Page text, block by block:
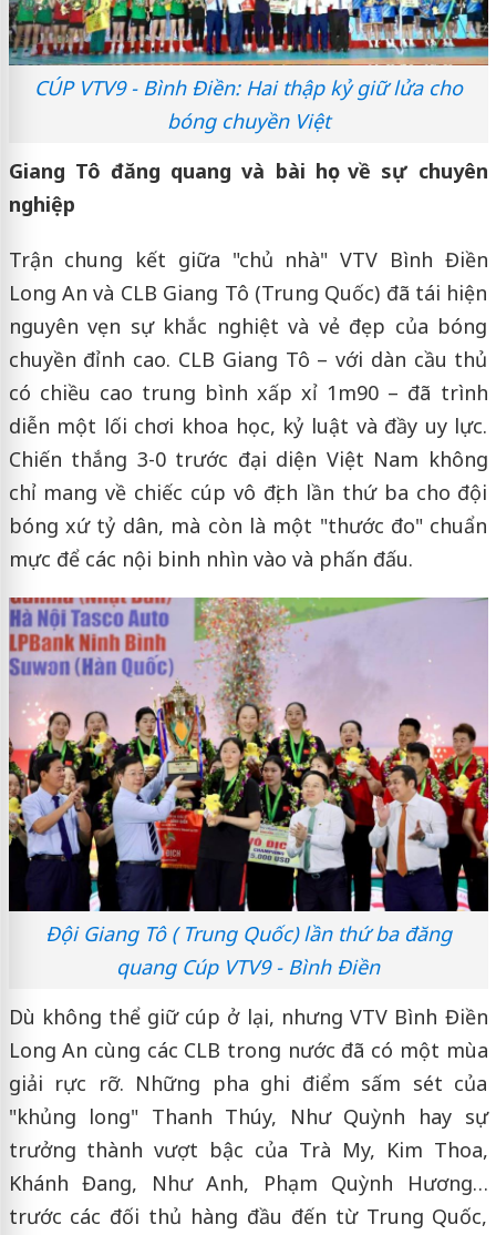
CÚP VTV9 - Bình Điền: Hai thập kỷ giữ lửa cho
bóng chuyền Việt
Giang Tô đăng quang và bài học về sự chuyên
nghiệp
Trận chung kết giữa "chủ nhà" VTV Bình Điền
Long An và CLB Giang Tô (Trung Quốc) đã tái hiện
nguyên vẹn sự khắc nghiệt và vẻ đẹp của bóng
chuyền đỉnh cao. CLB Giang Tô – với dàn cầu thủ
có chiều cao trung bình xấp xỉ 1m90 – đã trình
diễn một lối chơi khoa học, kỷ luật và đầy uy lực.
Chiến thắng 3-0 trước đại diện Việt Nam không
chỉ mang về chiếc cúp vô địch lần thứ ba cho đội
bóng xứ tỷ dân, mà còn là một "thước đo" chuẩn
mực để các nội binh nhìn vào và phấn đấu.
Đội Giang Tô ( Trung Quốc) lần thứ ba đăng
quang Cúp VTV9 - Bình Điền
Dù không thể giữ cúp ở lại, nhưng VTV Bình Điền
Long An cùng các CLB trong nước đã có một mùa
giải rực rỡ. Những pha ghi điểm sấm sét của
"khủng long" Thanh Thúy, Như Quỳnh hay sự
trưởng thành vượt bậc của Trà My, Kim Thoa,
Khánh Đang, Như Anh, Phạm Quỳnh Hương…
trước các đối thủ hàng đầu đến từ Trung Quốc,